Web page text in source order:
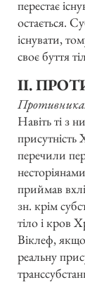
перестає
остається.
існувати,
своє буття
II.
Навіть ті з
присутність
перечили
приймав
зн. крім
тіло і кров
Віклеф,
реальну